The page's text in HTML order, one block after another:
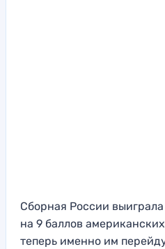
Сборная России
на 9 баллов
теперь именно им